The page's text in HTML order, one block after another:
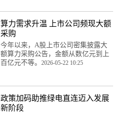
算力需求升温 上市公司频现大额
采购
今年以来，A股上市公司密集披露大
额算力采购公告，金额从数亿元到上
百亿元不等。 2026-05-22 10:25
政策加码助推绿电直连迈入发展
新阶段